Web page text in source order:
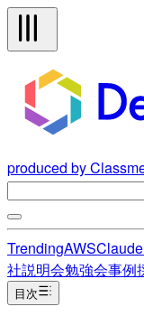
produced by
TrendingAWSClaude
社説明会勉強会事例
目次